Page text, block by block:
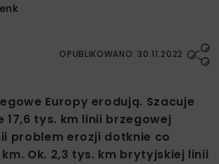
OPUBLIKOWANO: 30.11.2022
Europy erodują. Szacuje
17,6 tys. km linii brzegowej
problem erozji dotknie co
Ok. 2,3 tys. km brytyjskiej linii